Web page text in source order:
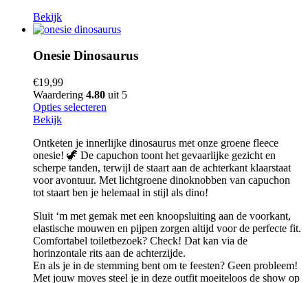
Bekijk
Onesie Dinosaurus
€19,99
Waardering 4.80 uit 5
Opties selecteren
Bekijk
Ontketen je innerlijke dinosaurus met onze groene fleece
onesie! 🦖 De capuchon toont het gevaarlijke gezicht en
scherpe tanden, terwijl de staart aan de achterkant klaarstaat
voor avontuur. Met lichtgroene dinoknobben van capuchon
tot staart ben je helemaal in stijl als dino!
Sluit ‘m met gemak met een knoopsluiting aan de voorkant,
elastische mouwen en pijpen zorgen altijd voor de perfecte fit.
Comfortabel toiletbezoek? Check! Dat kan via de
horinzontale rits aan de achterzijde.
En als je in de stemming bent om te feesten? Geen probleem!
Met jouw moves steel je in deze outfit moeiteloos de show op